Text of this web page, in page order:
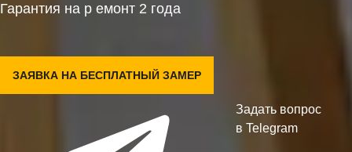
Гарантия на р емонт 2 года
ЗАЯВКА НА БЕСПЛАТНЫЙ ЗАМЕР
Задать вопрос
в Telegram